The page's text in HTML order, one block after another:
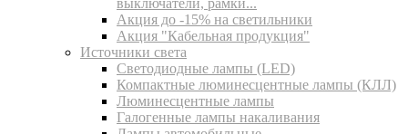
выключатели, рамки...
Акция до -15% на светильники
Акция "Кабельная продукция"
Источники света
Светодиодные лампы (LED)
Компактные люминесцентные лампы (КЛЛ)
Люминесцентные лампы
Галогенные лампы накаливания